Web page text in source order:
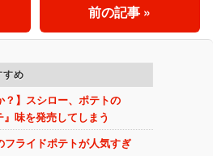
前の記事 »
め
？】スシロー、ポテトの
』味を発売してしまう
フライドポテトが人気すぎ